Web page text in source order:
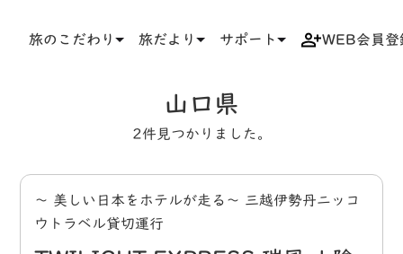
旅のこだわり 旅だより サポート WEB会員登
山口県
2件見つかりました。
～ 美しい日本をホテルが走る～ 三越伊勢丹ニッコ
ウトラベル貸切運行